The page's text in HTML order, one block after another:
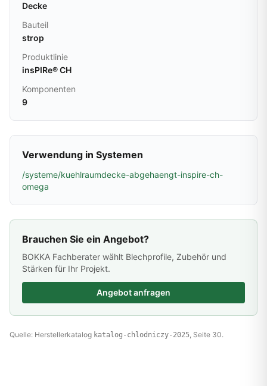
Decke
Bauteil
strop
Produktlinie
insPIRe® CH
Komponenten
9
Verwendung in Systemen
/systeme/kuehlraumdecke-abgehaengt-inspire-ch-
omega
Brauchen Sie ein Angebot?
BOKKA Fachberater wählt Blechprofile, Zubehör und
Stärken für Ihr Projekt.
Angebot anfragen
Quelle: Herstellerkatalog katalog-chlodniczy-2025, Seite 30.